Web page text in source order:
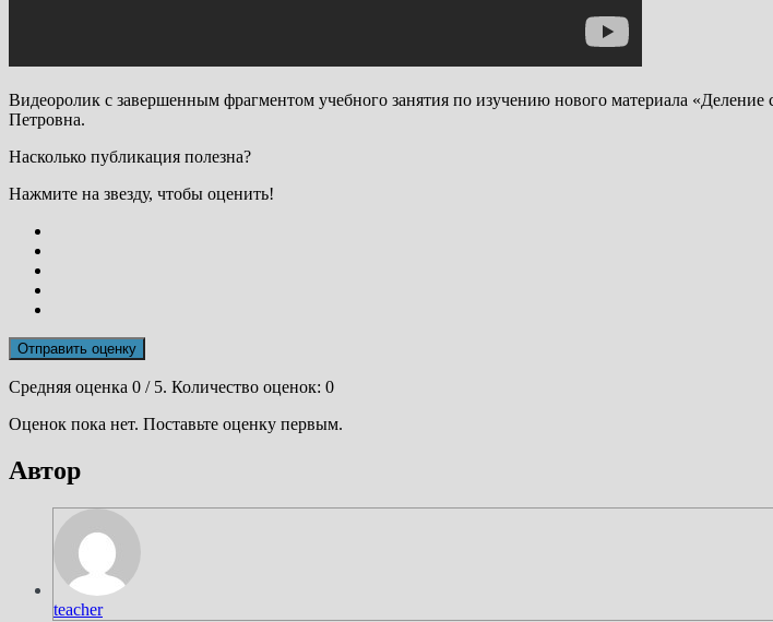
Видеоролик с завершенным фрагментом учебного занятия по изучению нового материала
Петровна.
Насколько публикация полезна?
Нажмите на звезду, чтобы оценить!
Отправить оценку
Средняя оценка 0 / 5. Количество оценок: 0
Оценок пока нет. Поставьте оценку первым.
Автор
teacher